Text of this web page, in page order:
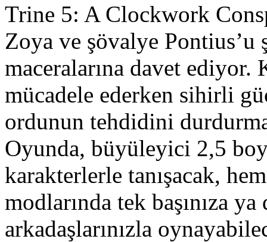
Trine 5: A Clockwork
Zoya ve şövalye Pontius’u
maceralarına davet ediyor.
mücadele ederken sihirli
ordunun tehdidini
Oyunda, büyüleyici 2,5
karakterlerle tanışacak,
modlarında tek başınıza
arkadaşlarınızla